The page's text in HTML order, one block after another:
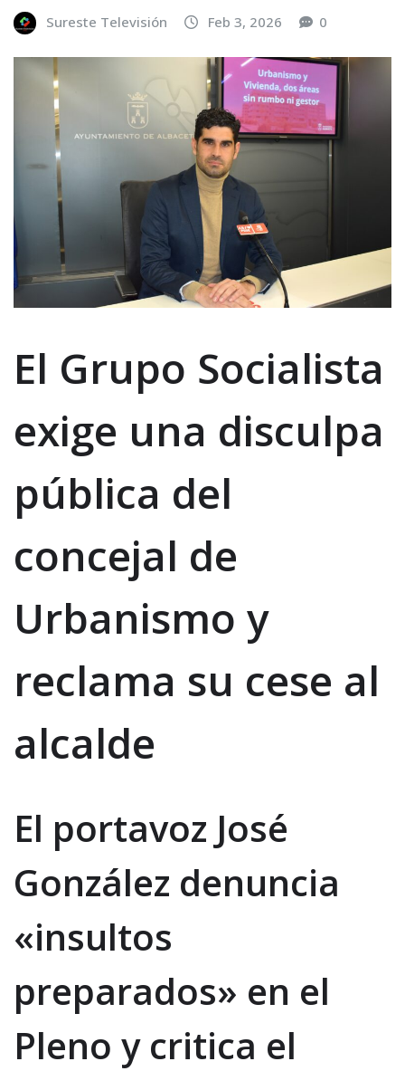
Sureste Televisión Feb 3, 2026 0
El Grupo Socialista
exige una disculpa
pública del
concejal de
Urbanismo y
reclama su cese al
alcalde
El portavoz José
González denuncia
«insultos
preparados» en el
Pleno y critica el